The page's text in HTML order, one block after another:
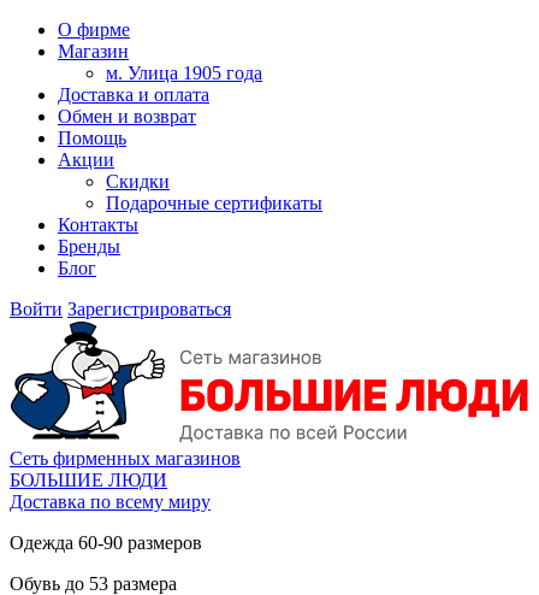
О фирме
Магазин
м. Улица 1905 года
Доставка и оплата
Обмен и возврат
Помощь
Акции
Скидки
Подарочные сертификаты
Контакты
Бренды
Блог
Войти Зарегистрироваться
Сеть фирменных магазинов
БОЛЬШИЕ ЛЮДИ
Доставка по всему миру
Одежда 60-90 размеров
Обувь до 53 размера